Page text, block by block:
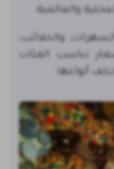
والعالمية
والحقائب،
تناسب الفئات
أنواعها.